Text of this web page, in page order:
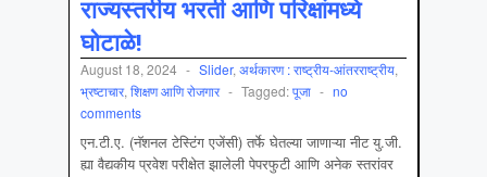
राज्यस्तरीय भरती आणि परिक्षांमध्ये
घोटाळे!
August 18, 2024 - Slider, अर्थकारण : राष्ट्रीय-आंतरराष्ट्रीय,
भ्रष्टाचार, शिक्षण आणि रोजगार - Tagged:पूजा - no
comments
एन.टी.ए. (नॅशनल टेस्टिंग एजेंसी) तर्फे घेतल्या जाणाऱ्या नीट यु.जी.
ह्या वैद्यकीय प्रवेश परीक्षेत झालेली पेपरफुटी आणि अनेक स्तरांवर